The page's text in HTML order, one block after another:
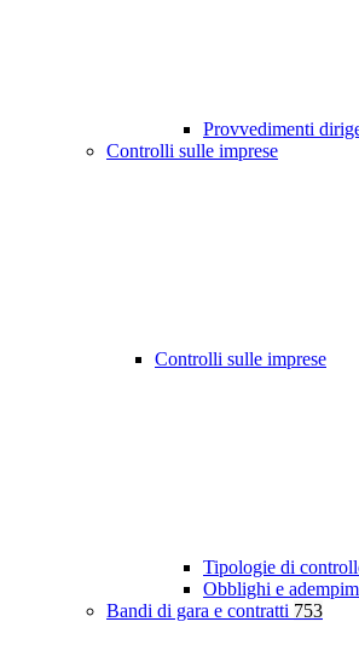
Provvedimenti
Controlli sulle imprese
Controlli sulle imprese
Tipologie di
Obblighi e
Bandi di gara e contratti 753